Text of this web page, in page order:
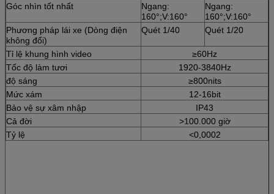
Góc nhìn tốt nhất
Ngang:
160°;V:160°
Ngang:
160°;V:160°
Phương pháp lái xe (Dòng điện
không đổi)
Quét 1/40 Quét 1/20
Tỉ lệ khung hình video
≥60Hz
Tốc độ làm tươi
1920-3840Hz
độ sáng
≥800nits
Mức xám
12-16bit
Bảo vệ sự xâm nhập
IP43
Cả đời
>100.000 giờ
Tỷ lệ
<0,0002